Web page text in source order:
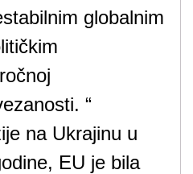
globalnim
“
na Ukrajinu u
EU je bila